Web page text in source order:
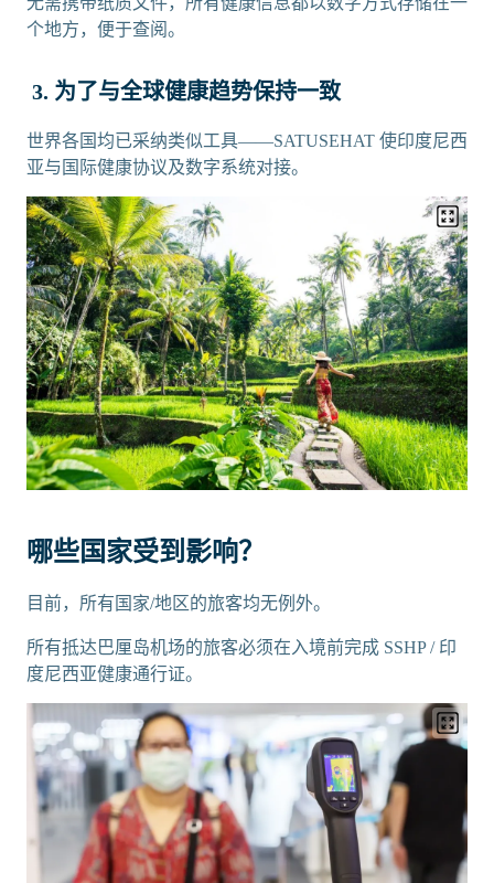
个地方，便于查阅。
3. 为了与全球健康趋势保持一致
世界各国均已采纳类似工具——SATUSEHAT 使印度尼西
亚与国际健康协议及数字系统对接。
哪些国家受到影响？
目前，所有国家/地区的旅客均无例外。
所有抵达巴厘岛机场的旅客必须在入境前完成 SSHP / 印
度尼西亚健康通行证。